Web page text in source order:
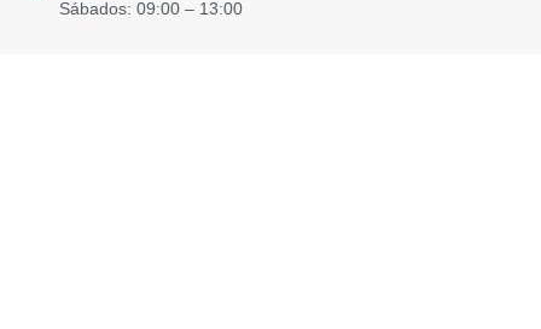
Sábados: 09:00 – 13:00